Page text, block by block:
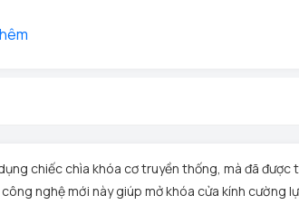
chiếc chìa khóa cơ truyền thống, mà đã được
nghệ mới này giúp mở khóa cửa kính cường